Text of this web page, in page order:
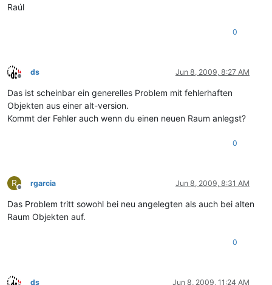
Raúl
0
Offline
ds Jun 8, 2009, 8:27 AM
Das ist scheinbar ein generelles Problem mit fehlerhaften
Objekten aus einer alt-version.
Kommt der Fehler auch wenn du einen neuen Raum anlegst?
0
R
Offline
rgarcia Jun 8, 2009, 8:31 AM
Das Problem tritt sowohl bei neu angelegten als auch bei alten
Raum Objekten auf.
0
ds Jun 8, 2009, 11:24 AM